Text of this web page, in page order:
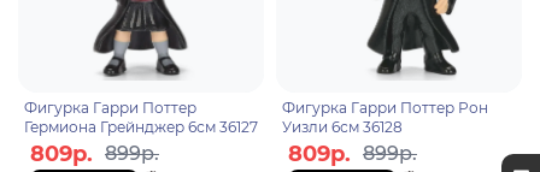
Фигурка Гарри Поттер
Гермиона Грейнджер 6см 36127
809р. 899р.
Фигурка Гарри Поттер Рон
Уизли 6см 36128
809р. 899р.